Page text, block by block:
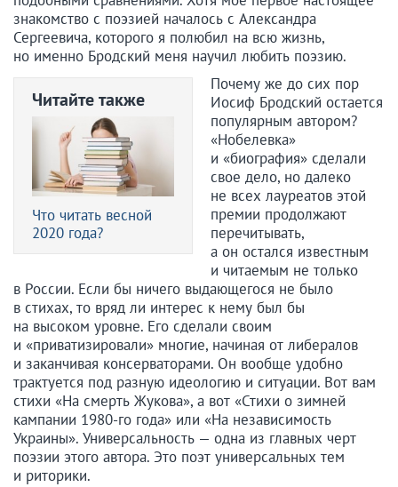
знакомство с поэзией началось с Александра
Сергеевича, которого я полюбил на всю жизнь,
но именно Бродский меня научил любить поэзию.
Читайте также
Что читать весной
2020 года?
Почему же до сих пор
Иосиф Бродский остается
популярным автором?
«Нобелевка»
и «биография» сделали
свое дело, но далеко
не всех лауреатов этой
премии продолжают
перечитывать,
а он остался известным
и читаемым не только
в России. Если бы ничего выдающегося не было
в стихах, то вряд ли интерес к нему был бы
на высоком уровне. Его сделали своим
и «приватизировали» многие, начиная от либералов
и заканчивая консерваторами. Он вообще удобно
трактуется под разную идеологию и ситуации. Вот вам
стихи «На смерть Жукова», а вот «Стихи о зимней
кампании 1980-го года» или «На независимость
Украины». Универсальность — одна из главных черт
поэзии этого автора. Это поэт универсальных тем
и риторики.